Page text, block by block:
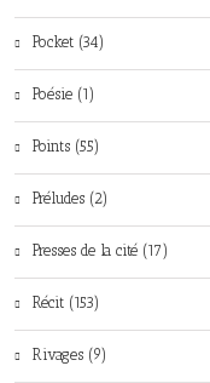
Pocket (34)
Poésie (1)
Points (55)
Préludes (2)
Presses de la cité (17)
Récit (153)
Rivages (9)